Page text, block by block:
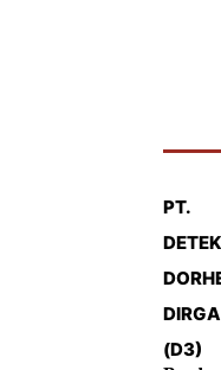
PT.
DIRGA
(D3)